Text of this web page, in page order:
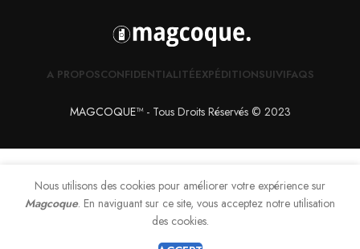
A PROPOSCONFIDENTIALITÉEXPÉDITIONSUIVIFAQS
MAGCOQUE™- Tous Droits Réservés © 2023
Nous utilisons des cookies pour améliorer votre expérience sur
Magcoque. En naviguant sur ce site, vous acceptez notre utilisation
des cookies.